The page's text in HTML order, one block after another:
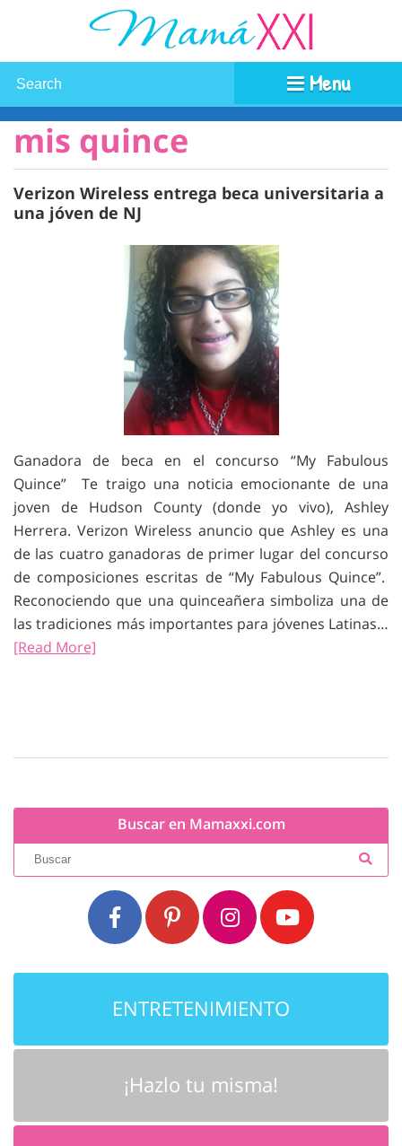
Menu
mis quince
Verizon Wireless entrega beca universitaria a
una jóven de NJ
Ganadora de beca en el concurso “My Fabulous
Quince” Te traigo una noticia emocionante de una
joven de Hudson County (donde yo vivo), Ashley
Herrera. Verizon Wireless anuncio que Ashley es una
de las cuatro ganadoras de primer lugar del concurso
de composiciones escritas de “My Fabulous Quince”.
Reconociendo que una quinceañera simboliza una de
las tradiciones más importantes para jóvenes Latinas…
[Read More]
Buscar en Mamaxxi.com
ENTRETENIMIENTO
¡Hazlo tu misma!